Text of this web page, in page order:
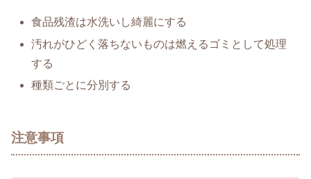
食品残渣は水洗いし綺麗にする
汚れがひどく落ちないものは燃えるゴミとして処理
する
種類ごとに分別する
注意事項